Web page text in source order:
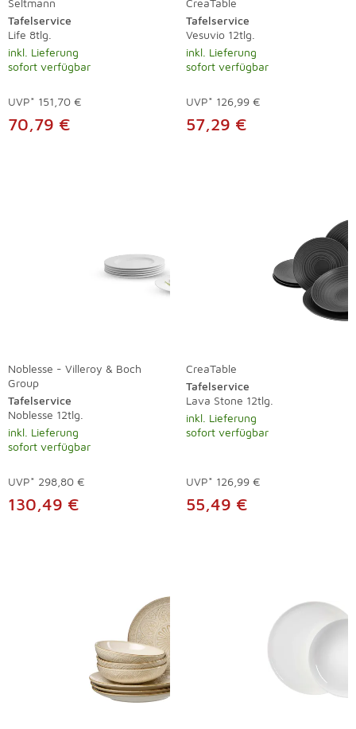
Seltmann
Tafelservice
Life 8tlg.
inkl. Lieferung
sofort verfügbar
UVP* 151,70 €
70,79 €
CreaTable
Tafelservice
Vesuvio 12tlg.
inkl. Lieferung
sofort verfügbar
UVP* 126,99 €
57,29 €
Noblesse - Villeroy & Boch
Group
Tafelservice
Noblesse 12tlg.
inkl. Lieferung
sofort verfügbar
UVP* 298,80 €
130,49 €
CreaTable
Tafelservice
Lava Stone 12tlg.
inkl. Lieferung
sofort verfügbar
UVP* 126,99 €
55,49 €